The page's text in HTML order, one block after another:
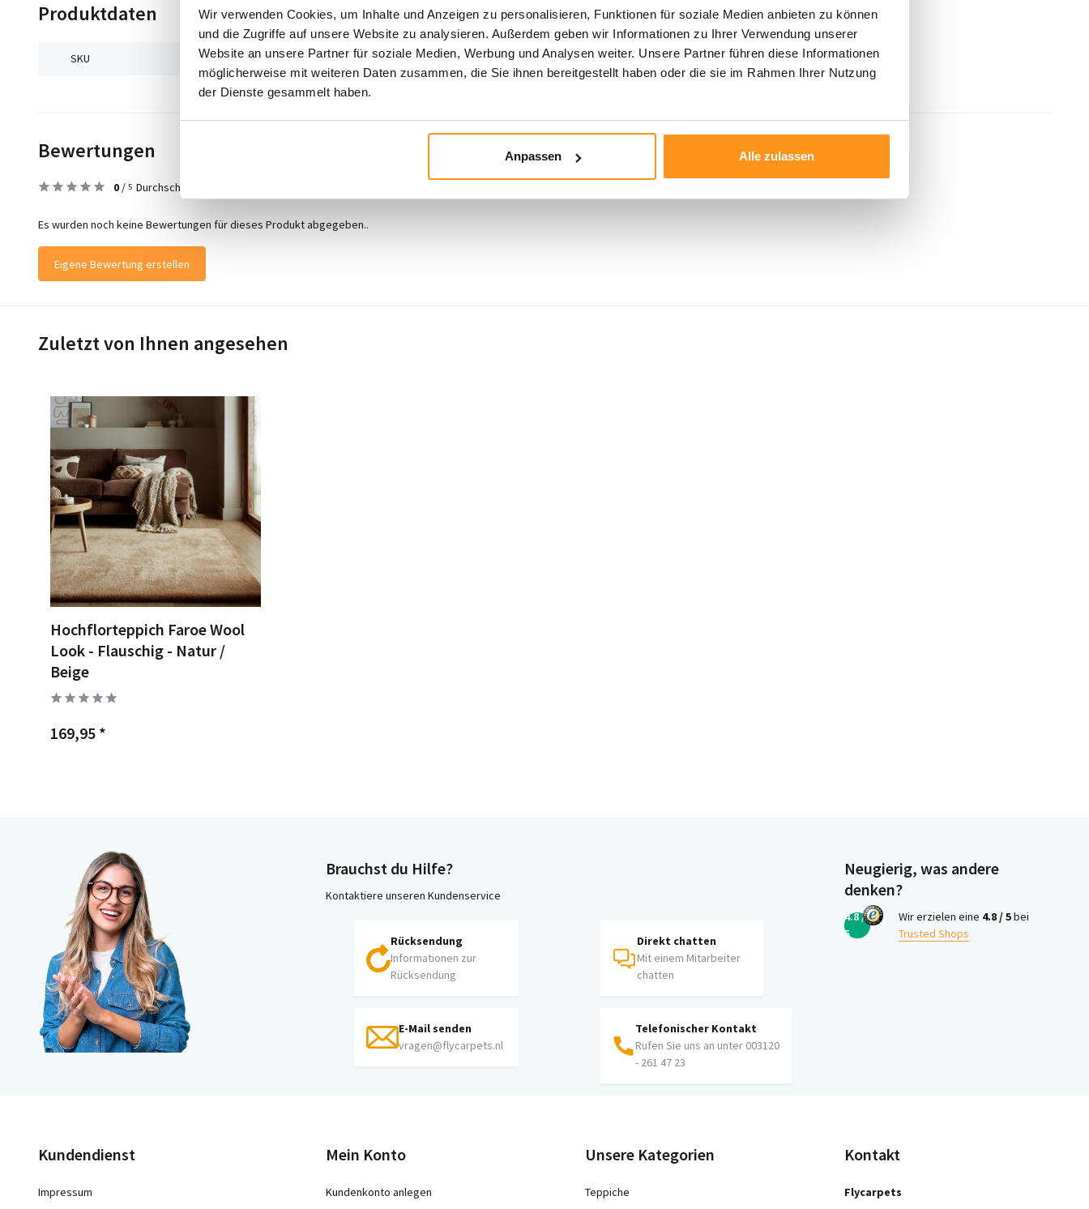
Wir verwenden Cookies, um Inhalte und Anzeigen zu personalisieren, Funktionen für soziale Medien anbieten zu können
und die Zugriffe auf unsere Website zu analysieren. Außerdem geben wir Informationen zu Ihrer Verwendung unserer
Website an unsere Partner für soziale Medien, Werbung und Analysen weiter. Unsere Partner führen diese Informationen
möglicherweise mit weiteren Daten zusammen, die Sie ihnen bereitgestellt haben oder die sie im Rahmen Ihrer Nutzung
der Dienste gesammelt haben.
Anpassen Alle zulassen
Produktdaten
SKU 9502918953719
Bewertungen
0 / 5 Durchschnitt aus 0 Bewertungen
Es wurden noch keine Bewertungen für dieses Produkt abgegeben..
Eigene Bewertung erstellen
Zuletzt von Ihnen angesehen
Hochflorteppich Faroe Wool
Look - Flauschig - Natur /
Beige
169,95 *
Brauchst du Hilfe?
Kontaktiere unseren Kundenservice
Rücksendung
Informationen zur
Rücksendung
Direkt chatten
Mit einem Mitarbeiter
chatten
E-Mail senden
vragen@flycarpets.nl
Telefonischer Kontakt
Rufen Sie uns an unter 003120
- 261 47 23
Neugierig, was andere
denken?
4.8 /
5
Wir erzielen eine 4.8 / 5bei
Trusted Shops
Kundendienst
Impressum
Mein Konto
Kundenkonto anlegen
Unsere Kategorien
Teppiche
Kontakt
Flycarpets